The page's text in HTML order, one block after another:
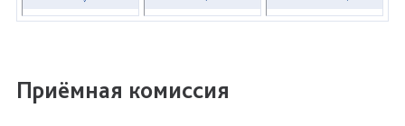
Приёмная комиссия